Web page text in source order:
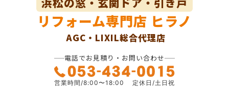
リフォーム専門店 ヒラノ
AGC・LIXIL総合代理店
電話でお見積り・お問い合わせ
営業時間/8:00〜18:00 定休日/土日祝